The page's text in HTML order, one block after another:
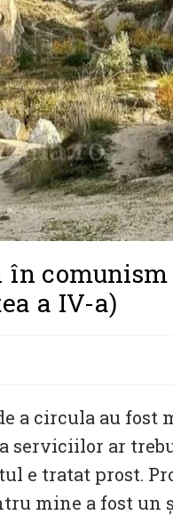
în
a IV-a)
a circula au fost
serviciilor ar
e tratat prost.
mine a fost un